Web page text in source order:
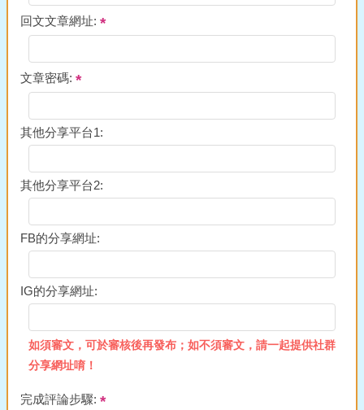
回文文章網址:
文章密碼:
其他分享平台1:
其他分享平台2:
FB的分享網址:
IG的分享網址:
如須審文，可於審核後再發布；如不須審文，請一起提供社群
分享網址唷！
完成評論步驟: